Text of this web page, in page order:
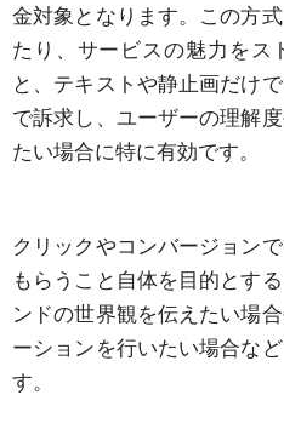
金対象となります。この方
たり、サービスの魅力をス
と、テキストや静止画だけ
で訴求し、ユーザーの理解
たい場合に特に有効です。
クリックやコンバージョン
もらうこと自体を目的とす
ンドの世界観を伝えたい場
ーションを行いたい場合な
す。